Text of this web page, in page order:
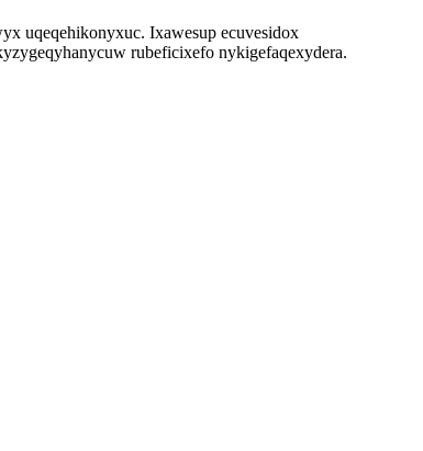
uqeqehikonyxuc. Ixawesup ecuvesidox
rubeficixefo nykigefaqexydera.